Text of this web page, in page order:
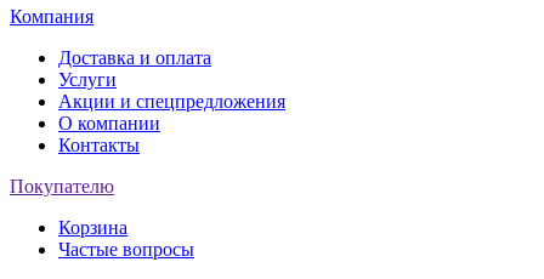
Компания
Доставка и оплата
Услуги
Акции и спецпредложения
О компании
Контакты
Покупателю
Корзина
Частые вопросы